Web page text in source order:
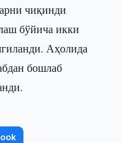
чиқинди
бўйича икки
Аҳолида
бошлаб